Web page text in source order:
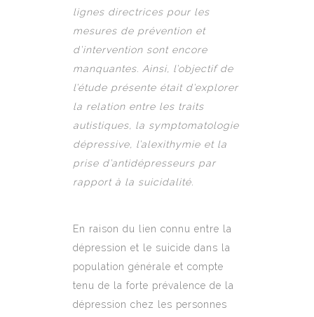
lignes directrices pour les
mesures de prévention et
d’intervention sont encore
manquantes. Ainsi, l’objectif de
l’étude présente était d’explorer
la relation entre les traits
autistiques, la symptomatologie
dépressive, l’alexithymie et la
prise d’antidépresseurs par
rapport à la suicidalité.
En raison du lien connu entre la
dépression et le suicide dans la
population générale et compte
tenu de la forte prévalence de la
dépression chez les personnes